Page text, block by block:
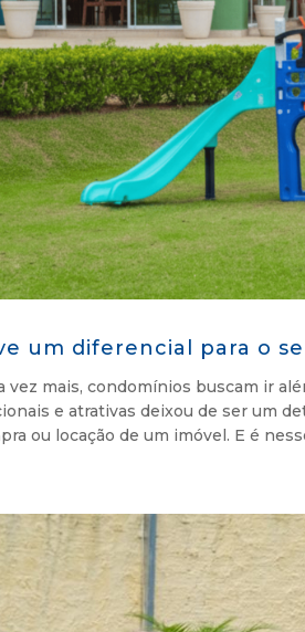
um diferencial para o
vez mais, condomínios buscam ir
e atrativas deixou de ser um
ou locação de um imóvel. E é